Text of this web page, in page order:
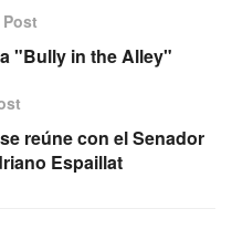
"Bully in the Alley"
reúne con el Senador
Espaillat